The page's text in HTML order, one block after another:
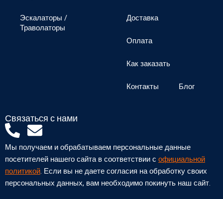
Эскалаторы /
Траволаторы
Доставка
Оплата
Как заказать
Контакты Блог
Связаться с нами
P
h
o
n
e
E
n
v
e
l
Мы получаем и обрабатываем персональные данные
посетителей нашего сайта в соответствии с официальной
политикой. Если вы не даете согласия на обработку своих
персональных данных, вам необходимо покинуть наш сайт.